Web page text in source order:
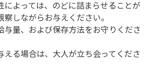
によっては、のどに詰まらせることが
しながらお与えください。
与量、および保存方法をお守りくださ
える場合は、大人が立ち会ってくださ